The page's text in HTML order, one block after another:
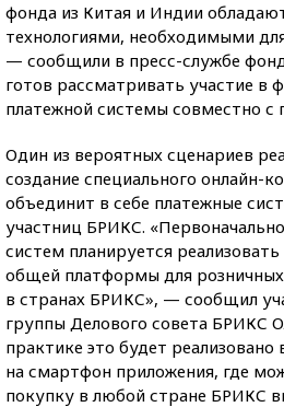
фонда из Китая и Индии
технологиями, необходимыми
— сообщили в пресс-службе
готов рассматривать участие в
платежной системы совместно
Один из вероятных сценариев
создание специального онлайн-
объединит в себе платежные
участниц БРИКС.
систем планируется
общей платформы для
в странах БРИКС», — сообщил
группы Делового совета БРИКС
практике это будет реализовано
на смартфон приложения, где
покупку в любой стране БРИКС